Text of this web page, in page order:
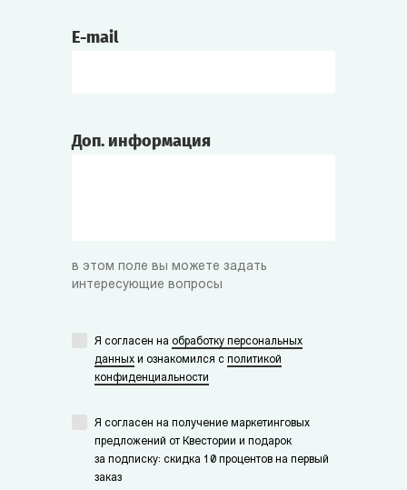
E-mail
Доп. информация
в этом поле вы можете задать
интересующие вопросы
Я согласен на обработку персональных
данных и ознакомился с политикой
конфиденциальности
Я согласен на получение маркетинговых
предложений от Квестории и подарок
за подписку: скидка 10 процентов на первый
заказ